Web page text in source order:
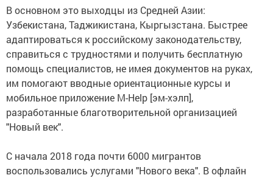
В основном это выходцы из Средней Азии:
Узбекистана, Таджикистана, Кыргызстана. Быстрее
адаптироваться к российскому законодательству,
справиться с трудностями и получить бесплатную
помощь специалистов, не имея документов на руках,
им помогают вводные ориентационные курсы и
мобильное приложение M-Help [эм-хэлп],
разработанные благотворительной организацией
"Новый век".
С начала 2018 года почти 6000 мигрантов
воспользовались услугами "Нового века". В офлайн